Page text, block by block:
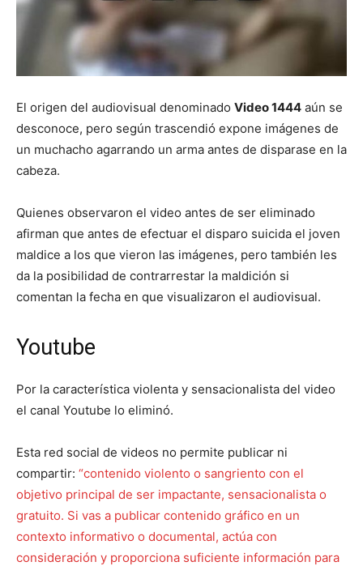
El origen del audiovisual denominado Video 1444 aún se
desconoce, pero según trascendió expone imágenes de
un muchacho agarrando un arma antes de disparase en la
cabeza.
Quienes observaron el video antes de ser eliminado
afirman que antes de efectuar el disparo suicida el joven
maldice a los que vieron las imágenes, pero también les
da la posibilidad de contrarrestar la maldición si
comentan la fecha en que visualizaron el audiovisual.
Youtube
Por la característica violenta y sensacionalista del video
el canal Youtube lo eliminó.
Esta red social de videos no permite publicar ni
compartir: “contenido violento o sangriento con el
objetivo principal de ser impactante, sensacionalista o
gratuito. Si vas a publicar contenido gráfico en un
contexto informativo o documental, actúa con
consideración y proporciona suficiente información para